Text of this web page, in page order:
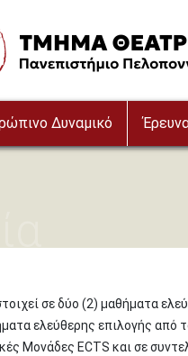
Δυναμικό
σε δύο (2) μαθήματα
ελεύθερης επιλογής από
Μονάδες ECTS και σε